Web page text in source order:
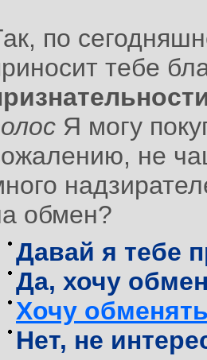
по
тебе
Я могу
не
обмен?
Давай я тебе
Да, хочу
Хочу
Нет, не